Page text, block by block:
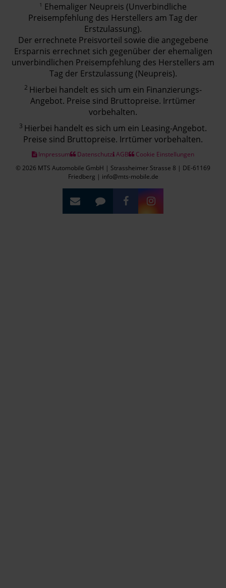
1 Ehemaliger Neupreis (Unverbindliche
Preisempfehlung des Herstellers am Tag der
Erstzulassung).
Der errechnete Preisvorteil sowie die angegebene
Ersparnis errechnet sich gegenüber der ehemaligen
unverbindlichen Preisempfehlung des Herstellers am
Tag der Erstzulassung (Neupreis).
2 Hierbei handelt es sich um ein Finanzierungs-
Angebot. Preise sind Bruttopreise. Irrtümer
vorbehalten.
3 Hierbei handelt es sich um ein Leasing-Angebot.
Preise sind Bruttopreise. Irrtümer vorbehalten.
Impressum Datenschutz AGB
Cookie Einstellungen
© 2026 MTS Automobile GmbH | Strassheimer Strasse 8 | DE-61169
Friedberg | info@mts-mobile.de